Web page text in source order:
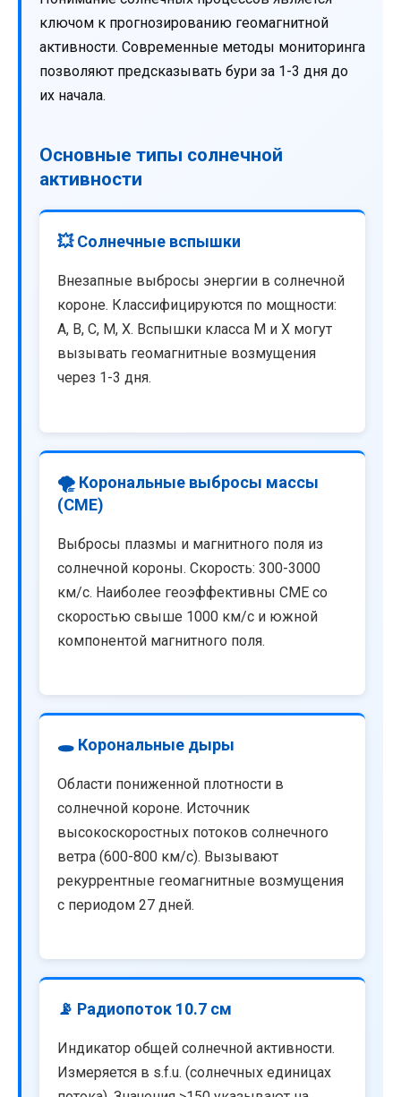
ключом к прогнозированию геомагнитной
активности. Современные методы мониторинга
позволяют предсказывать бури за 1-3 дня до
их начала.
Основные типы солнечной
активности
💥 Солнечные вспышки
Внезапные выбросы энергии в солнечной
короне. Классифицируются по мощности:
A, B, C, M, X. Вспышки класса M и X могут
вызывать геомагнитные возмущения
через 1-3 дня.
🌪️ Корональные выбросы массы
(CME)
Выбросы плазмы и магнитного поля из
солнечной короны. Скорость: 300-3000
км/с. Наиболее геоэффективны CME со
скоростью свыше 1000 км/с и южной
компонентой магнитного поля.
🕳️ Корональные дыры
Области пониженной плотности в
солнечной короне. Источник
высокоскоростных потоков солнечного
ветра (600-800 км/с). Вызывают
рекуррентные геомагнитные возмущения
с периодом 27 дней.
📡 Радиопоток 10.7 см
Индикатор общей солнечной активности.
Измеряется в s.f.u. (солнечных единицах